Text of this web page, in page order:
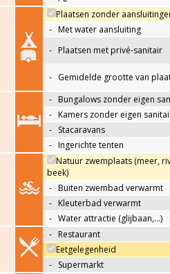
Plaatsen zonder
- Met water aansluiting
- Plaatsen met privé-sanitair
- Gemidelde grootte van
- Bungalows zonder eigen
- Kamers zonder eigen
- Stacaravans
- Ingerichte tenten
Natuur zwemplaats (meer,
beek)
- Buiten zwembad verwarmt
- Kleuterbad verwarmt
- Water attractie (glijbaan,…)
- Restaurant
Eetgelegenheid
- Supermarkt